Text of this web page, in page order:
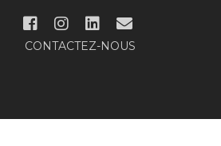
CONTACTEZ-NOUS